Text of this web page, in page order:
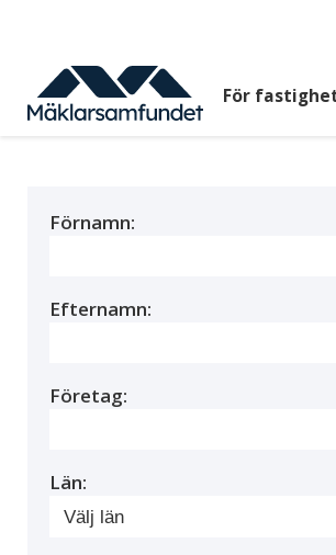
huvudinnehåll
För
Förnamn:
Efternamn:
Företag:
Län: